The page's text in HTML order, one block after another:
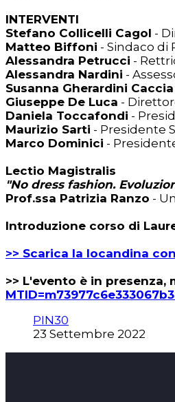
INTERVENTI
Stefano Collicelli Cagol -
Matteo Biffoni - Sindaco di
Alessandra Petrucci -
Alessandra Nardini -
Susanna Gherardini Caccia
Giuseppe De Luca -
Daniela Toccafondi -
Maurizio Sarti - Presidente
Marco Dominici -
Lectio Magistralis
"No dress fashion.
Prof.ssa Patrizia Ranzo -
Introduzione corso di
>> Scarica la locandina
>> L'evento è in
PIN30
23 Settembre 2022